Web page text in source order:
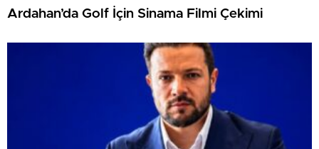
Ardahan’da Golf İçin Sinama Filmi Çekimi